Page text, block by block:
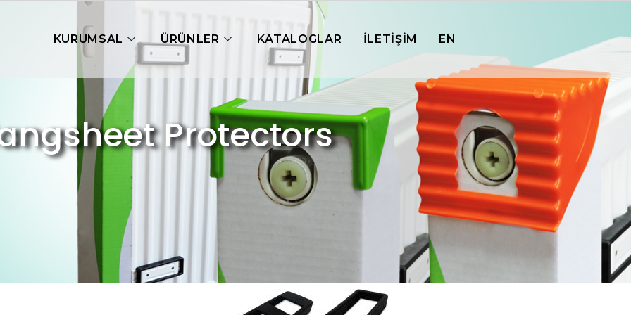
KURUMSAL ÜRÜNLER KATALOGLAR İLETİŞİM EN
Protectors